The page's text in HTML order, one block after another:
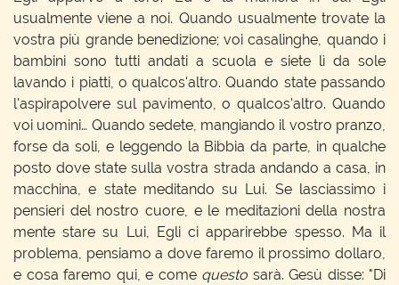
usualmente viene a noi. Quando usualmente trovate la
vostra più grande benedizione; voi casalinghe, quando i
bambini sono tutti andati a scuola e siete lì da sole
lavando i piatti, o qualcos'altro. Quando state passando
l'aspirapolvere sul pavimento, o qualcos'altro. Quando
voi uomini… Quando sedete, mangiando il vostro pranzo,
forse da soli, e leggendo la Bibbia da parte, in qualche
posto dove state sulla vostra strada andando a casa, in
macchina, e state meditando su Lui. Se lasciassimo i
pensieri del nostro cuore, e le meditazioni della nostra
mente stare su Lui, Egli ci apparirebbe spesso. Ma il
problema, pensiamo a dove faremo il prossimo dollaro,
e cosa faremo qui, e come questo sarà. Gesù disse: "Di